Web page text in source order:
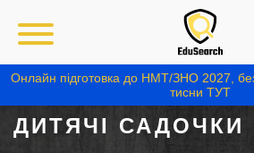
Онлайн підготовка до НМТ/ЗНО 2027,
тисни ТУТ
ДИТЯЧІ САДОЧКИ